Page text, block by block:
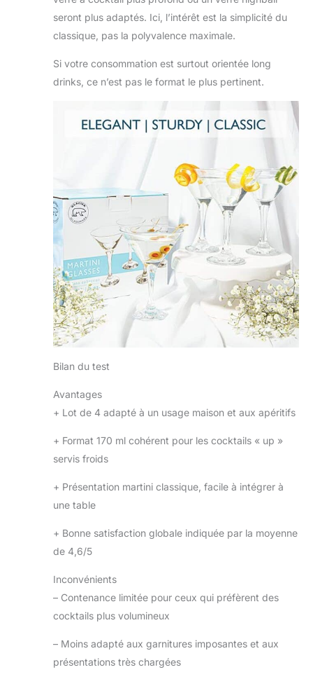
seront plus adaptés. Ici, l’intérêt est la simplicité du
classique, pas la polyvalence maximale.
Si votre consommation est surtout orientée long
drinks, ce n’est pas le format le plus pertinent.
Bilan du test
Avantages
+ Lot de 4 adapté à un usage maison et aux apéritifs
+ Format 170 ml cohérent pour les cocktails « up »
servis froids
+ Présentation martini classique, facile à intégrer à
une table
+ Bonne satisfaction globale indiquée par la moyenne
de 4,6/5
Inconvénients
– Contenance limitée pour ceux qui préfèrent des
cocktails plus volumineux
– Moins adapté aux garnitures imposantes et aux
présentations très chargées